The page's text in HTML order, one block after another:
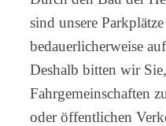
sind unsere
bedauerlicherweise
Deshalb bitten wir
Fahrgemeinschaften
oder öffentlichen